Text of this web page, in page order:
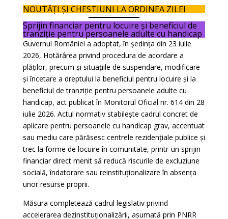
NOUTĂȚI ȘI CHESTIUNI LA ORDINEA ZILEI
Sprijin financiar pentru locuire și beneficiul de
tranziție pentru persoanele adulte cu handicap
Guvernul României a adoptat, în ședința din 23 iulie
2026, Hotărârea privind procedura de acordare a
plăților, precum și situațiile de suspendare, modificare
și încetare a dreptului la beneficiul pentru locuire și la
beneficiul de tranziție pentru persoanele adulte cu
handicap, act publicat în Monitorul Oficial nr. 614 din 28
iulie 2026. Actul normativ stabilește cadrul concret de
aplicare pentru persoanele cu handicap grav, accentuat
sau mediu care părăsesc centrele rezidențiale publice și
trec la forme de locuire în comunitate, printr-un sprijin
financiar direct menit să reducă riscurile de excluziune
socială, îndatorare sau reinstituționalizare în absența
unor resurse proprii.
Măsura completează cadrul legislativ privind
accelerarea dezinstituționalizării, asumată prin PNRR